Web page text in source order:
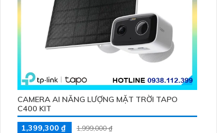
CAMERA AI NĂNG LƯỢNG MẶT TRỜI TAPO
C400 KIT
1,399,300 ₫
1,999,000 ₫